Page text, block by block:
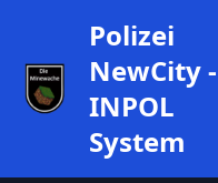
Polizei
NewCity -
INPOL
System